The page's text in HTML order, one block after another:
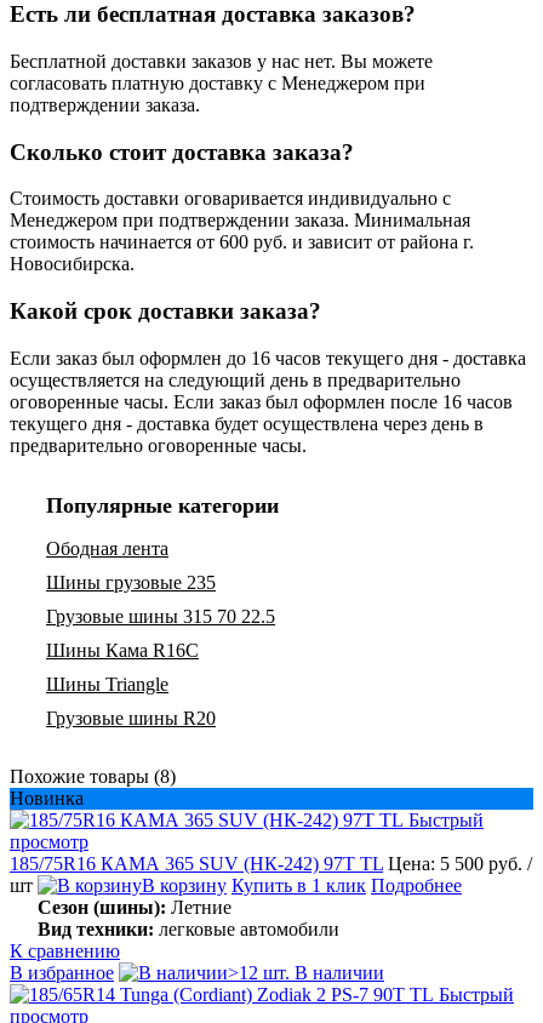
Есть ли бесплатная доставка заказов?
Бесплатной доставки заказов у нас нет. Вы можете
согласовать платную доставку с Менеджером при
подтверждении заказа.
Сколько стоит доставка заказа?
Стоимость доставки оговаривается индивидуально с
Менеджером при подтверждении заказа. Минимальная
стоимость начинается от 600 руб. и зависит от района г.
Новосибирска.
Какой срок доставки заказа?
Если заказ был оформлен до 16 часов текущего дня - доставка
осуществляется на следующий день в предварительно
оговоренные часы. Если заказ был оформлен после 16 часов
текущего дня - доставка будет осуществлена через день в
предварительно оговоренные часы.
Популярные категории
Ободная лента
Шины грузовые 235
Грузовые шины 315 70 22.5
Шины Кама R16C
Шины Triangle
Грузовые шины R20
Похожие товары (8)
Новинка
Быстрый
просмотр
185/75R16 КАМА 365 SUV (НК-242) 97T TL Цена: 5 500 руб. /
шт
В корзину Купить в 1 клик Подробнее
Сезон (шины): Летние
Вид техники: легковые автомобили
К сравнению
В избранное
>12 шт. В наличии
Быстрый
просмотр